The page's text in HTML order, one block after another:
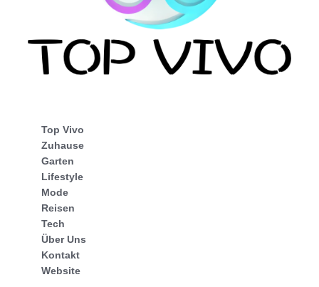
Top Vivo
Zuhause
Garten
Lifestyle
Mode
Reisen
Tech
Über Uns
Kontakt
Website